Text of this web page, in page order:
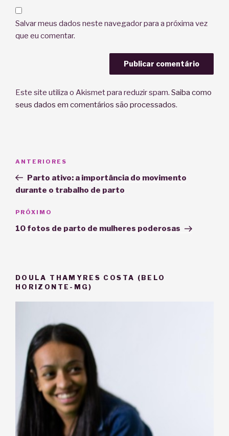
Salvar meus dados neste navegador para a próxima vez
que eu comentar.
Este site utiliza o Akismet para reduzir spam. Saiba como
seus dados em comentários são processados.
Post
Post
anterior
ANTERIORES
Parto ativo: a importância do movimento
durante o trabalho de parto
Próximo
post
PRÓXIMO
10 fotos de parto de mulheres poderosas
DOULA THAMYRES COSTA (BELO
HORIZONTE-MG)